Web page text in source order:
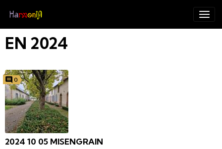
EN 2024
0
2024 10 05 MISENGRAIN